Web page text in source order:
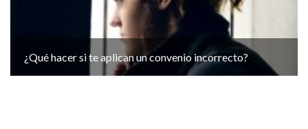
¿Qué hacer si te aplican un convenio incorrecto?